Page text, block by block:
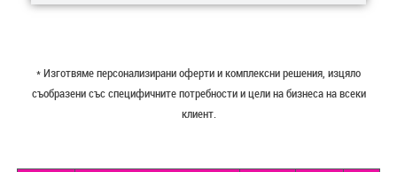
* Изготвяме персонализирани оферти и комплексни решения, изцяло
съобразени със специфичните потребности и цели на бизнеса на всеки
клиент.